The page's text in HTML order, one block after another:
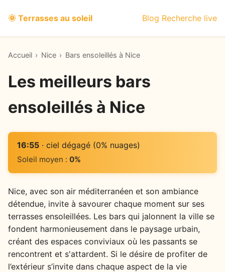
🌞 Terrasses au soleil Blog Recherche live
Accueil › Nice › Bars ensoleillés à Nice
Les meilleurs bars
ensoleillés à Nice
16:55· ciel dégagé (0% nuages)
Soleil moyen : 0%
Nice, avec son air méditerranéen et son ambiance
détendue, invite à savourer chaque moment sur ses
terrasses ensoleillées. Les bars qui jalonnent la ville se
fondent harmonieusement dans le paysage urbain,
créant des espaces conviviaux où les passants se
rencontrent et s'attardent. Si le désire de profiter de
l’extérieur s’invite dans chaque aspect de la vie